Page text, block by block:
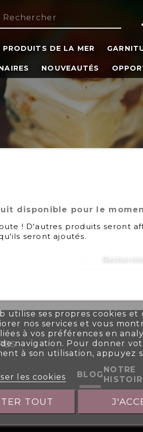
PRODUITS DE LA MER
NOUVEAUTÉS
disponible pour le
! D'autres produits seront
seront ajoutés.
BLOG
NOTRE
utilise ses propres cookies et
nos services et vous
à vos préférences en
navigation. Pour donner
à son utilisation, appuyez
les cookies
TOUT